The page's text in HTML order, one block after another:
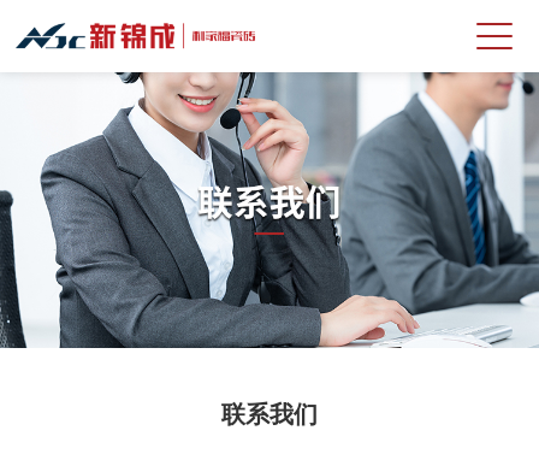
联系我们